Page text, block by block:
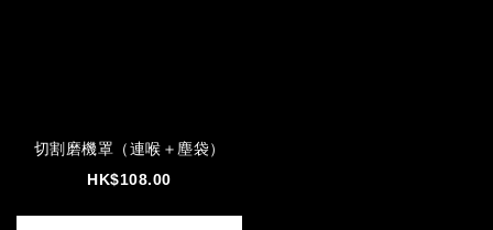
切割磨機罩（連喉＋塵袋）
HK$108.00